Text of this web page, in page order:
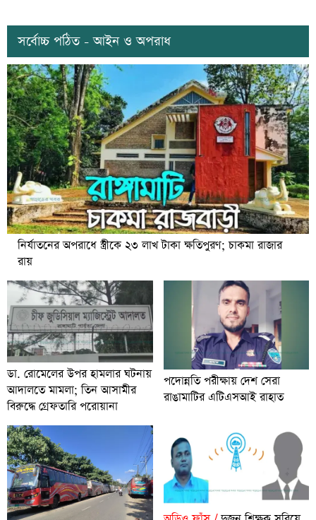
সর্বোচ্চ পঠিত - আইন ও অপরাধ
নির্যাতনের অপরাধে স্ত্রীকে ২৩ লাখ টাকা ক্ষতিপুরণ; চাকমা রাজার
রায়
ডা. রোমেলের উপর হামলার ঘটনায়
আদালতে মামলা; তিন আসামীর
বিরুদ্ধে গ্রেফতারি পরোয়ানা
পদোন্নতি পরীক্ষায় দেশ সেরা
রাঙামাটির এটিএসআই রাহাত